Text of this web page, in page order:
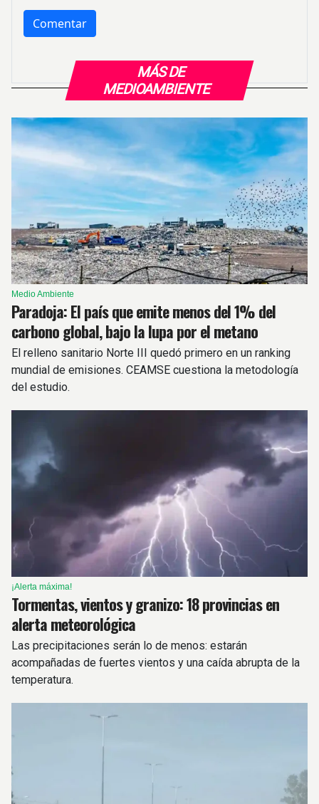
MÁS DE
MEDIOAMBIENTE
Medio Ambiente
Paradoja: El país que emite menos del 1% del
carbono global, bajo la lupa por el metano
El relleno sanitario Norte III quedó primero en un ranking
mundial de emisiones. CEAMSE cuestiona la metodología
del estudio.
¡Alerta máxima!
Tormentas, vientos y granizo: 18 provincias en
alerta meteorológica
Las precipitaciones serán lo de menos: estarán
acompañadas de fuertes vientos y una caída abrupta de la
temperatura.